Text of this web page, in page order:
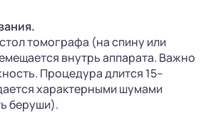
томографа (на спину или
внутрь аппарата. Важно
Процедура длится 15–
характерными шумами
беруши).